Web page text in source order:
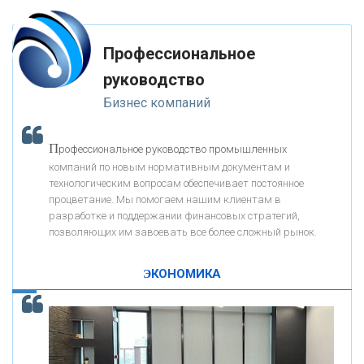
«РОСЕВРОБАНК»
«ПРЕСС-СЛУЖБА ВТБ24»
«АВТОГРАДБАНК»
«ПРОМРЕГИОНБАНК»
ОНАС
Как Система быстрых платежей за пять лет
изменила финансовый рынок - «Интервью»
-- Лучшее, что можно сделать с хорошим советом, это пропустить его
мимо ушей. Он никогда не бывает полезен никому, кроме того, кто его
-- Люблю давать советы и очень не люблю, когда их дают мне.
Профессиональное
руководство
Бизнес компаний
Профессиональное руководство промышленных
компаний по новым нормативным документам и
технологическим вопросам обеспечивает постоянное
процветание. Мы помогаем нашим клиентам в
разработке и поддержании финансовых стратегий,
позволяющих им завоевать все более сложный рынок.
ЭКОНОМИКА